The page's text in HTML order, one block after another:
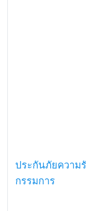
ประกันภัยความ
กรรมการ